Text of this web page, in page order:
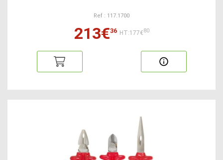
Ref : 117.1700
213€36 HT:177€80